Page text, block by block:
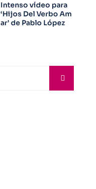
Intenso vídeo para
‘Hijos Del Verbo Am
ar’ de Pablo López